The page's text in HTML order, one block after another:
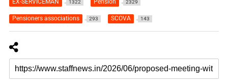
EX-SERVICEMAN 1322 Pension 2329
Pensioners associations 293 SCOVA 143